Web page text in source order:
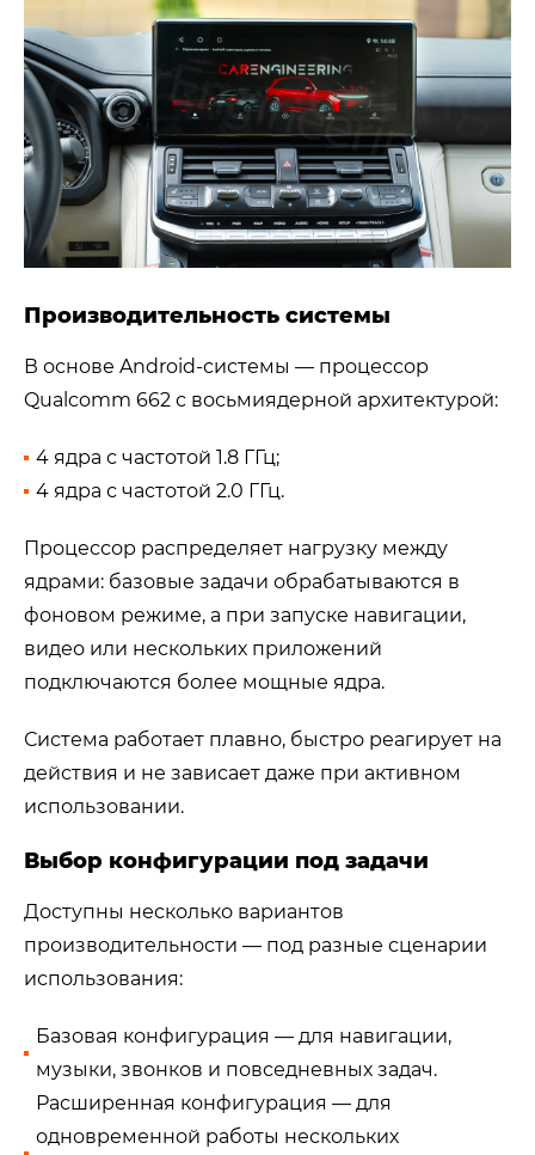
Производительность системы
В основе Android-системы — процессор
Qualcomm 662 с восьмиядерной архитектурой:
4 ядра с частотой 1.8 ГГц;
4 ядра с частотой 2.0 ГГц.
Процессор распределяет нагрузку между
ядрами: базовые задачи обрабатываются в
фоновом режиме, а при запуске навигации,
видео или нескольких приложений
подключаются более мощные ядра.
Система работает плавно, быстро реагирует на
действия и не зависает даже при активном
использовании.
Выбор конфигурации под задачи
Доступны несколько вариантов
производительности — под разные сценарии
использования:
Базовая конфигурация — для навигации,
музыки, звонков и повседневных задач.
Расширенная конфигурация — для
одновременной работы нескольких